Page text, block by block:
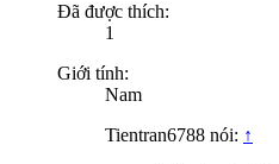
Đã được thích:
1
Giới tính:
Nam
Tientran6788 nói: ↑